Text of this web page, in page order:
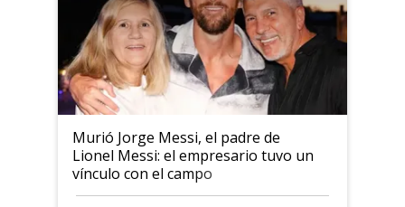
Murió Jorge Messi, el padre de
Lionel Messi: el empresario tuvo un
vínculo con el campo